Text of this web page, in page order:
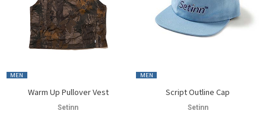
MEN
Warm Up Pullover Vest
Setinn
MEN
Script Outline Cap
Setinn